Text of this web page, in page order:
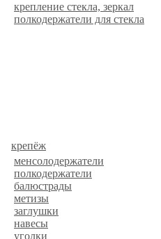
крепление стекла, зеркал
полкодержатели для стекла
крепёж
менсолодержатели
полкодержатели
балюстрады
метизы
заглушки
навесы
уголки